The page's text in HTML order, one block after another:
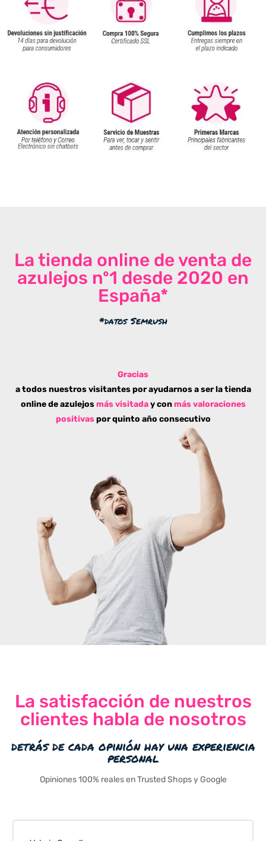
La tienda online de venta de
azulejos nº1 desde 2020 en
España*
*datos Semrush
Gracias
a todos nuestros visitantes por ayudarnos a ser la tienda
online de azulejos más visitaday conmás valoraciones
positivaspor quinto año consecutivo
La satisfacción de nuestros
clientes habla de nosotros
detrás de cada opinión hay una experiencia
personal
Opiniones 100% reales en Trusted Shops y Google